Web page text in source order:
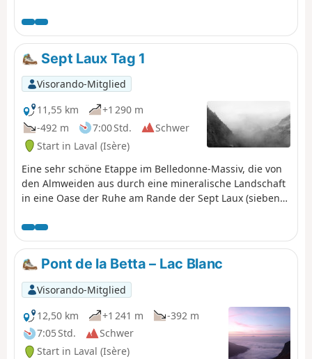
atemberaubenden Blick auf das
Grésivaudan-Tal und das Chartreuse-
Massiv genießen können.
Sept Laux Tag 1
Visorando-Mitglied
11,55 km
+1 290 m
-492 m
7:00 Std.
Schwer
Start in Laval (Isère)
Eine sehr schöne Etappe im Belledonne-Massiv, die von
den Almweiden aus durch eine mineralische Landschaft
in eine Oase der Ruhe am Rande der Sept Laux (sieben
Pont de la Betta – Lac Blanc
Visorando-Mitglied
12,50 km
+1 241 m
-392 m
7:05 Std.
Schwer
Start in Laval (Isère)